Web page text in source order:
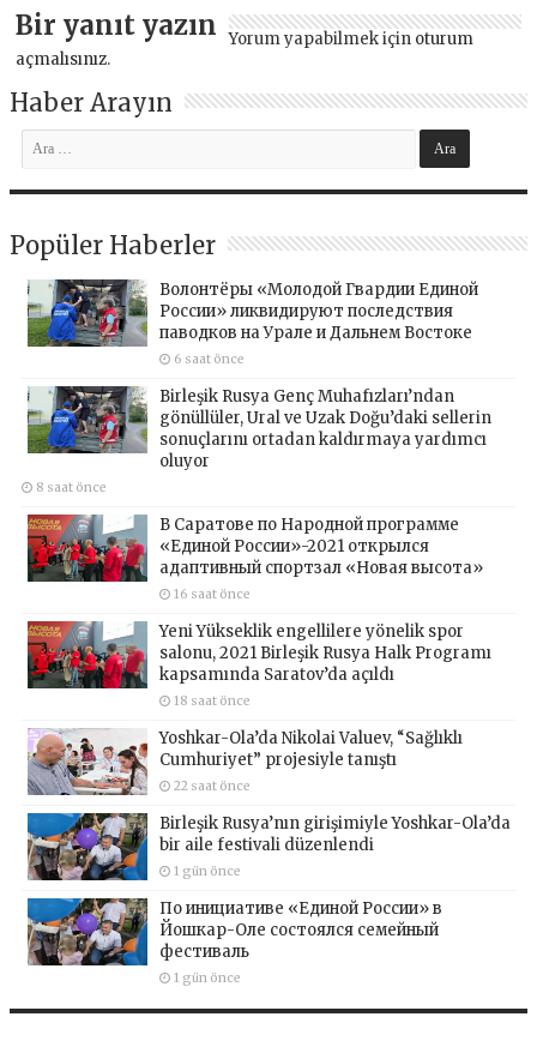
Bir yanıt yazın Yorum yapabilmek için oturum
açmalısınız.
Haber Arayın
Popüler Haberler
Волонтёры «Молодой Гвардии Единой
России» ликвидируют последствия
паводков на Урале и Дальнем Востоке
6 saat önce
Birleşik Rusya Genç Muhafızları’ndan
gönüllüler, Ural ve Uzak Doğu’daki sellerin
sonuçlarını ortadan kaldırmaya yardımcı
oluyor
8 saat önce
В Саратове по Народной программе
«Единой России»-2021 открылся
адаптивный спортзал «Новая высота»
16 saat önce
Yeni Yükseklik engellilere yönelik spor
salonu, 2021 Birleşik Rusya Halk Programı
kapsamında Saratov’da açıldı
18 saat önce
Yoshkar-Ola’da Nikolai Valuev, “Sağlıklı
Cumhuriyet” projesiyle tanıştı
22 saat önce
Birleşik Rusya’nın girişimiyle Yoshkar-Ola’da
bir aile festivali düzenlendi
1 gün önce
По инициативе «Единой России» в
Йошкар-Оле состоялся семейный
фестиваль
1 gün önce